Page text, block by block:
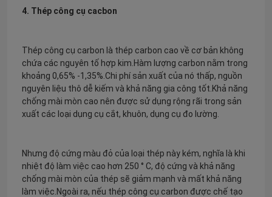
Thanh thép tròn
Cửa lò hơi
Lò hơi cố định Grate
4. Thép công cụ cacbon
Thép công cụ carbon là thép carbon cao về cơ bản không
chứa các nguyên tố hợp kim.Hàm lượng carbon nằm trong
khoảng 0,65% -1,35%.Chi phí sản xuất của nó thấp, nguồn
nguyên liệu thô dễ kiếm và khả năng gia công tốt.Khả năng
chống mài mòn cao nên được sử dụng rộng rãi trong sản
xuất các loại dụng cụ cắt, khuôn, dụng cụ đo lường.
Nhưng độ cứng màu đỏ của loại thép này kém, nghĩa là khi
nhiệt độ làm việc cao hơn 250 ° C, độ cứng và khả năng
chống mài mòn của thép sẽ giảm mạnh và mất khả năng
làm việc.Ngoài ra, nếu thép công cụ carbon được chế tạo